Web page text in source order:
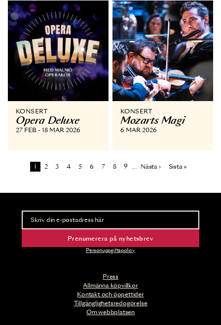
KONSERT
Opera Deluxe
27 FEB - 18 MAR 2026
KONSERT
Mozarts Magi
6 MAR 2026
PagineringSida
1 Sida
2 Sida
3 Sida
4 Sida
5 Sida
6 Sida
7 Sida
8 Sida
9 … Nästa sida
Nästa › Sista sidan
Sista »
Press
Allmänna köpvillkor
Kontakt och öppettider
Tillgänglighetsredogörelse
Om webbplatsen
Nyhetsbrev
Ta del av förhandsinformation och biljettsläpp.
Prenumerera på nyhetsbrev
Personuppgiftspolicy